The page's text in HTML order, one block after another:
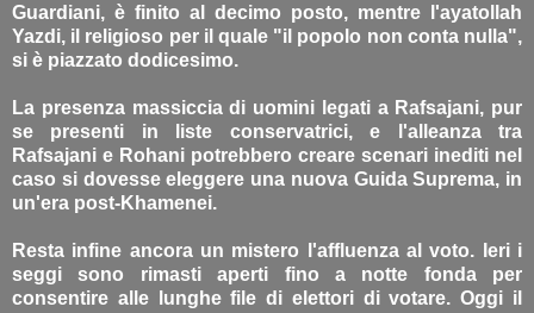
Guardiani, è finito al decimo posto, mentre l'ayatollah
Yazdi, il religioso per il quale "il popolo non conta nulla",
si è piazzato dodicesimo.
La presenza massiccia di uomini legati a Rafsajani, pur
se presenti in liste conservatrici, e l'alleanza tra
Rafsajani e Rohani potrebbero creare scenari inediti nel
caso si dovesse eleggere una nuova Guida Suprema, in
un'era post-Khamenei.
Resta infine ancora un mistero l'affluenza al voto. Ieri i
seggi sono rimasti aperti fino a notte fonda per
consentire alle lunghe file di elettori di votare. Oggi il